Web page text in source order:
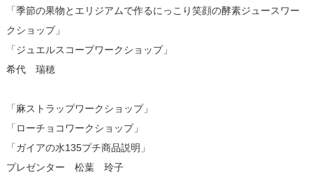
「季節の果物とエリジアムで作るにっこり笑顔の酵素ジュースワー
クショップ」
「ジュエルスコープワークショップ」
希代 瑞穂
「麻ストラップワークショップ」
「ローチョコワークショップ」
「ガイアの水135プチ商品説明」
プレゼンター 松葉 玲子